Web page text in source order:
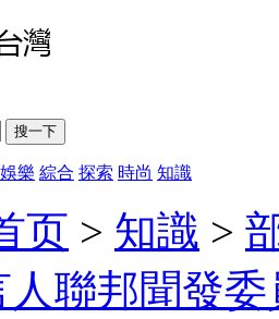
搜一下
娛樂 綜合 探索 時尚 知識
页 > 知識 >
聯邦聞發